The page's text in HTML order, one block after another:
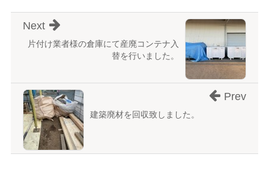
片付け業者様の倉庫にて産廃コンテナ入
替を行いました。
Next
建築廃材を回収致しました。
Prev